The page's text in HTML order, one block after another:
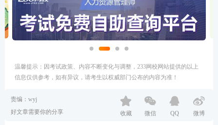
温馨提示：因考试政策、内容不断变化与调整，233网校网站提供的以上
信息仅供参考，如有异议，请考生以权威部门公布的内容为准！
责编：wyj
好文章需要你的分享
收藏 微信 QQ 微博